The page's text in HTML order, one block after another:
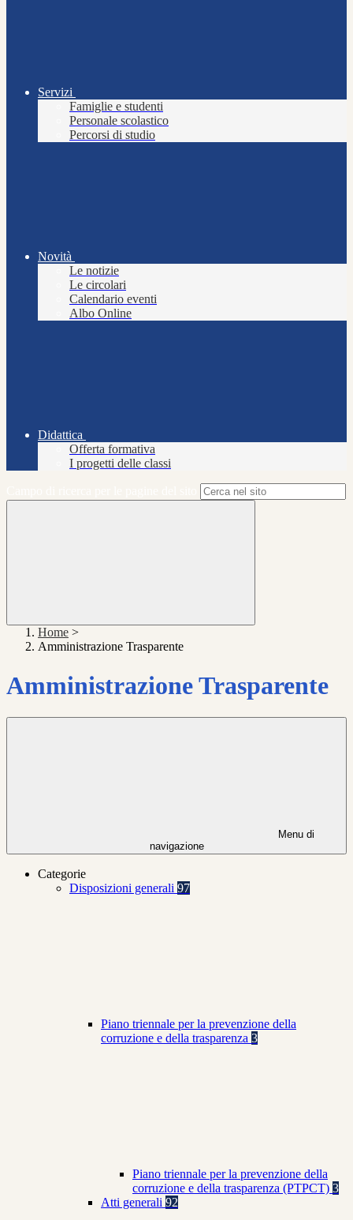
Servizi
Famiglie e studenti
Personale scolastico
Percorsi di studio
Novità
Le notizie
Le circolari
Calendario eventi
Albo Online
Didattica
Offerta formativa
I progetti delle classi
Home >
Amministrazione Trasparente
Amministrazione Trasparente
Menu di
navigazione
Categorie
Disposizioni generali 97
Piano triennale per la prevenzione della
corruzione e della trasparenza 3
Piano triennale per la prevenzione della
corruzione e della trasparenza (PTPCT) 3
Atti generali 92